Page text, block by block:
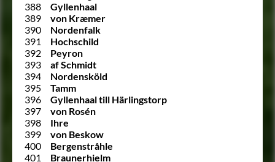
388
Gyllenhaal
389
von Kræmer
390
Nordenfalk
391
Hochschild
392
Peyron
393
af Schmidt
394
Nordensköld
395
Tamm
396
Gyllenhaal till Härlingstorp
397
von Rosén
398
Ihre
399
von Beskow
400
Bergenstråhle
401
Braunerhielm